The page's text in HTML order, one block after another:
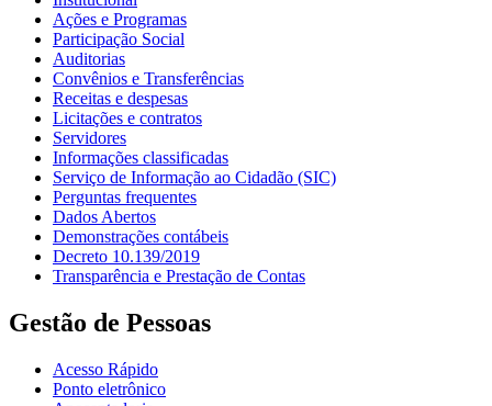
Ações e Programas
Participação Social
Auditorias
Convênios e Transferências
Receitas e despesas
Licitações e contratos
Servidores
Informações classificadas
Serviço de Informação ao Cidadão (SIC)
Perguntas frequentes
Dados Abertos
Demonstrações contábeis
Decreto 10.139/2019
Transparência e Prestação de Contas
Gestão de Pessoas
Acesso Rápido
Ponto eletrônico